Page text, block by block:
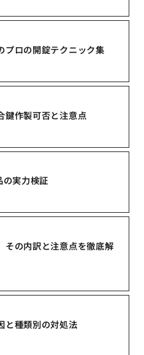
プロの開錠テクニック集
鍵作製可否と注意点
実力検証
その内訳と注意点を徹底解
と種類別の対処法